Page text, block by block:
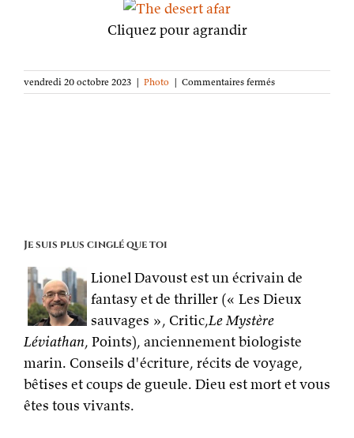
Cliquez pour agrandir
vendredi 20 octobre 2023 | Photo | Commentaires ferméssur
La
Je suis plus cinglé que toi
Lionel Davoust est un écrivain de
fantasy et de thriller (« Les Dieux
sauvages », Critic,Le Mystère
Léviathan, Points), anciennement biologiste
marin. Conseils d'écriture, récits de voyage,
bêtises et coups de gueule. Dieu est mort et vous
êtes tous vivants.